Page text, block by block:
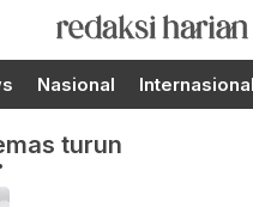
RedaksiHarian.com
Berita Terupdate dari Redaksi
Nasional Internasional
turun